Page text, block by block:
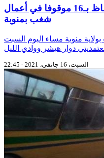
أغلبهم من المراهقين ..الإحتفاظ بـ16 موقوفا في أعمال
شغب بمنوبة
منوبة مساء اليوم السبت
السبت، 16 جانفي، 2021 - 22:45